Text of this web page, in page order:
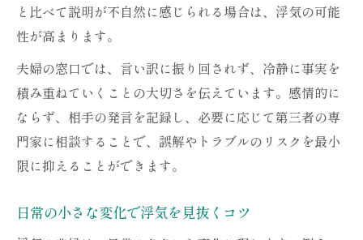
と比べて説明が不自然に感じられる場合は、浮気の可能
性が高まります。
夫婦の窓口では、言い訳に振り回されず、冷静に事実を
積み重ねていくことの大切さを伝えています。感情的に
ならず、相手の発言を記録し、必要に応じて第三者の専
門家に相談することで、誤解やトラブルのリスクを最小
限に抑えることができます。
日常の小さな変化で浮気を見抜くコツ